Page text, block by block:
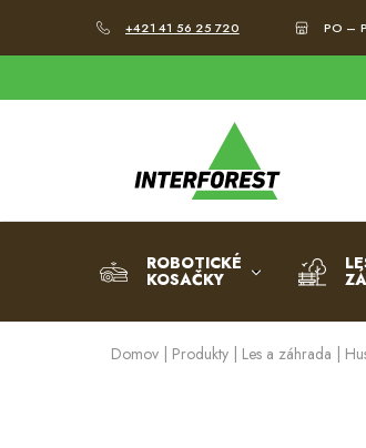
+421 41 56 25 720 PO –
Interforst.sk
Všetko
a
ROBOTICKÉ
KOSAČKY
Domov Produkty Les a záhrada